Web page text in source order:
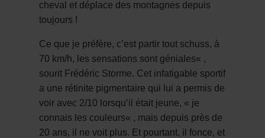
cheval et déplace des montagnes depuis
toujours !
Ce que je préfère, c’est partir tout schuss, à
70 km/h, les sensations sont géniales« ,
sourit Frédéric Storme. Cet infatigable sportif
a une rétinite pigmentaire qui lui a permis de
voir avec 2/10 lorsqu’il était jeune, « je
connais les couleurs« , mais depuis près de
20 ans, il ne voit plus. Et pourtant, il fonce, et